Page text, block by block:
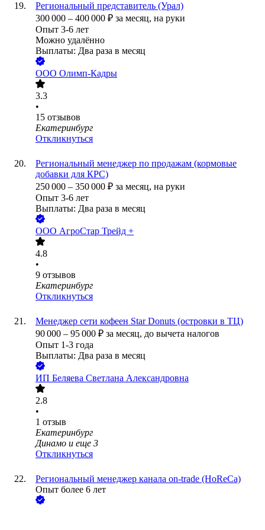
Региональный представитель (Урал)
300 000 – 400 000 ₽ за месяц, на руки
Опыт 3-6 лет
Можно удалённо
Выплаты: Два раза в месяц
ООО Олимп-Кадры
3.3
•
15 отзывов
Екатеринбург
Откликнуться
Региональный менеджер по продажам (кормовые
добавки для КРС)
250 000 – 350 000 ₽ за месяц, на руки
Опыт 3-6 лет
Выплаты: Два раза в месяц
ООО АгроСтар Трейд +
4.8
•
9 отзывов
Екатеринбург
Откликнуться
Менеджер сети кофеен Star Donuts (островки в ТЦ)
90 000 – 95 000 ₽ за месяц, до вычета налогов
Опыт 1-3 года
Выплаты: Два раза в месяц
ИП Беляева Светлана Александровна
2.8
•
1 отзыв
Екатеринбург
Динамо и еще 3
Откликнуться
Региональный менеджер канала on-trade (HoReCa)
Опыт более 6 лет